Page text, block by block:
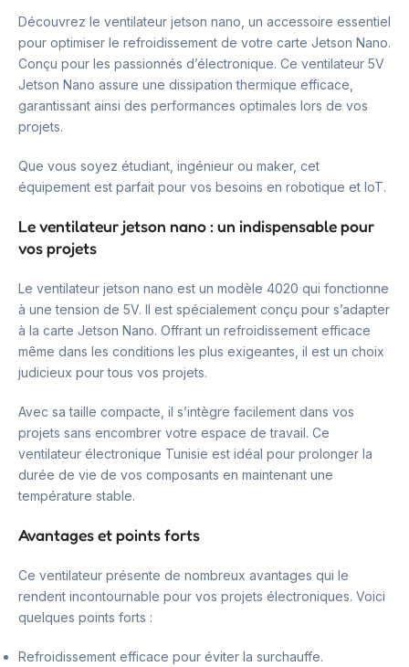
Découvrez le ventilateur jetson nano, un accessoire essentiel
pour optimiser le refroidissement de votre carte Jetson Nano.
Conçu pour les passionnés d’électronique. Ce ventilateur 5V
Jetson Nano assure une dissipation thermique efficace,
garantissant ainsi des performances optimales lors de vos
projets.
Que vous soyez étudiant, ingénieur ou maker, cet
équipement est parfait pour vos besoins en robotique et IoT.
Le ventilateur jetson nano : un indispensable pour
vos projets
Le ventilateur jetson nano est un modèle 4020 qui fonctionne
à une tension de 5V. Il est spécialement conçu pour s’adapter
à la carte Jetson Nano. Offrant un refroidissement efficace
même dans les conditions les plus exigeantes, il est un choix
judicieux pour tous vos projets.
Avec sa taille compacte, il s’intègre facilement dans vos
projets sans encombrer votre espace de travail. Ce
ventilateur électronique Tunisie est idéal pour prolonger la
durée de vie de vos composants en maintenant une
température stable.
Avantages et points forts
Ce ventilateur présente de nombreux avantages qui le
rendent incontournable pour vos projets électroniques. Voici
quelques points forts :
Refroidissement efficace pour éviter la surchauffe.